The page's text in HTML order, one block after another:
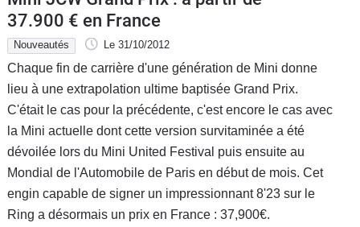
37.900 € en France
Nouveautés Le 31/10/2012
Chaque fin de carrière d'une génération de Mini donne
lieu à une extrapolation ultime baptisée Grand Prix.
C'était le cas pour la précédente, c'est encore le cas avec
la Mini actuelle dont cette version survitaminée a été
dévoilée lors du Mini United Festival puis ensuite au
Mondial de l'Automobile de Paris en début de mois. Cet
engin capable de signer un impressionnant 8'23 sur le
Ring a désormais un prix en France : 37,900€.